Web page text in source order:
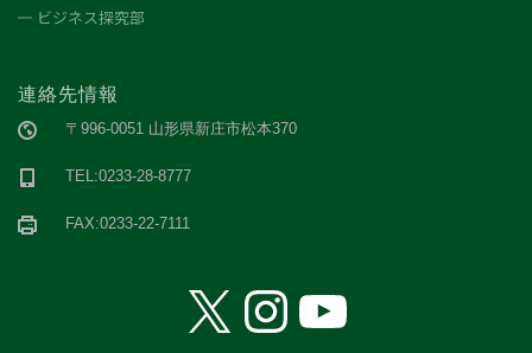
ビジネス探究部
連絡先情報
〒996-0051 山形県新庄市松本370
TEL:0233-28-8777
FAX:0233-22-7111
X Instagram
YouTube